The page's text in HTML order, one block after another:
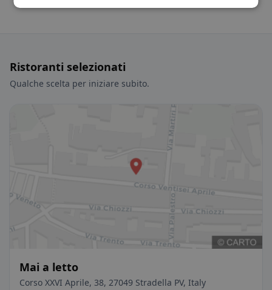
Ristoranti selezionati
Qualche scelta per iniziare subito.
Mai a letto
Corso XXVI Aprile, 38, 27049 Stradella PV, Italy